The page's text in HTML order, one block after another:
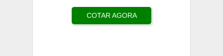
COTAR AGORA